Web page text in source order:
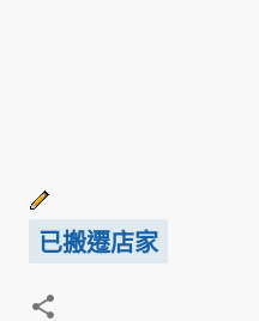
已搬遷店家